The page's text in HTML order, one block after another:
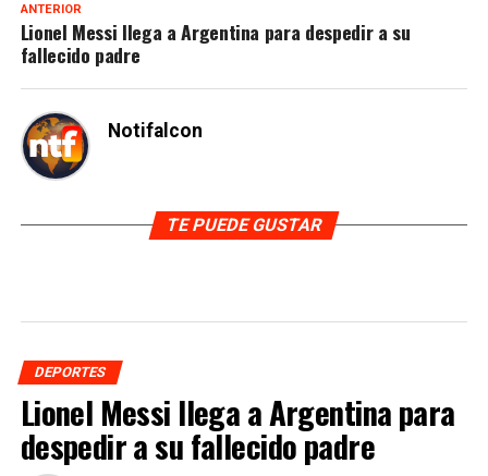
ANTERIOR
Lionel Messi llega a Argentina para despedir a su
fallecido padre
Notifalcon
TE PUEDE GUSTAR
DEPORTES
Lionel Messi llega a Argentina para
despedir a su fallecido padre